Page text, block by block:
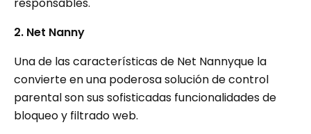
responsables.
2. Net Nanny
Una de las características de Net Nannyque la
convierte en una poderosa solución de control
parental son sus sofisticadas funcionalidades de
bloqueo y filtrado web.